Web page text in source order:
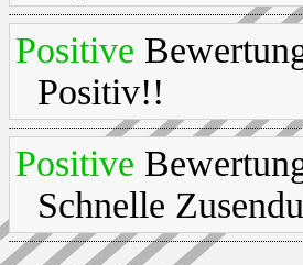
Positive
Positiv!!
Positive
Schnelle